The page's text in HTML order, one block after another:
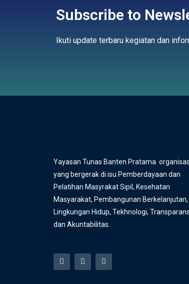
Subscribe to
Ikuti update terbaru kegiatan dan
Yayasan Tunas Banten Pratama
yang bergerak di isu Pemberdayaan dan
Pelatihan Masyrakat Sipil, Kesehatan
Masyarakat, Pembangunan Berkelanjutan,
Lingkungan Hidup, Tekhnologi,
dan Akuntabilitas.